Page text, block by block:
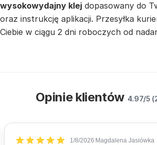
wysokowydajny klej dopasowany do
oraz instrukcję aplikacji. Przesyłka
Ciebie w ciągu 2 dni roboczych od
Opinie klientów 4.97/5